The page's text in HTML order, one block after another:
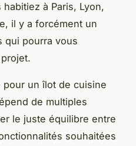
à Paris, Lyon,
il y a forcément un
qui pourra vous
pour un îlot de cuisine
de multiples
le juste équilibre entre
souhaitées